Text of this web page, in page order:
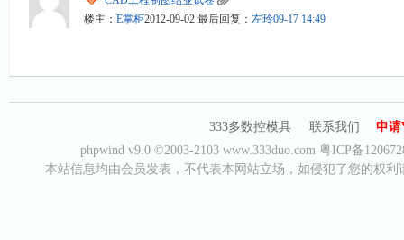
楼主： E掌柜2012-09-02 最后回复： 左玲09-17 14:49
333多数控模具 联系我们
申请
phpwind v9.0©2003-2103 www.333duo.com 粤ICP备
本站信息均由会员发表，不代表本网站立场，如侵犯了您的权